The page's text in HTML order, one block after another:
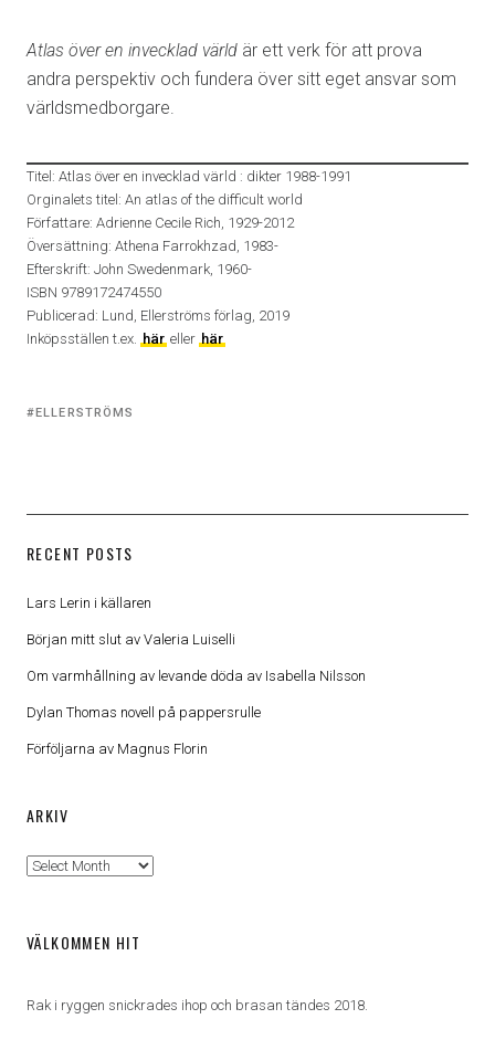
Atlas över en invecklad värld är ett verk för att prova
andra perspektiv och fundera över sitt eget ansvar som
världsmedborgare.
Titel: Atlas över en invecklad värld : dikter 1988-1991
Orginalets titel: An atlas of the difficult world
Författare: Adrienne Cecile Rich, 1929-2012
Översättning: Athena Farrokhzad, 1983-
Efterskrift: John Swedenmark, 1960-
ISBN 9789172474550
Publicerad: Lund, Ellerströms förlag, 2019
Inköpsställen t.ex. här eller här
Tagged
ELLERSTRÖMS
RECENT POSTS
Lars Lerin i källaren
Början mitt slut av Valeria Luiselli
Om varmhållning av levande döda av Isabella Nilsson
Dylan Thomas novell på pappersrulle
Förföljarna av Magnus Florin
ARKIV
Arkiv
VÄLKOMMEN HIT
Rak i ryggen snickrades ihop och brasan tändes 2018.